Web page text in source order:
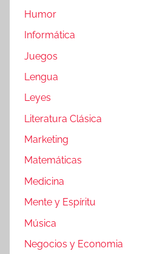
Humor
Informática
Juegos
Lengua
Leyes
Literatura Clásica
Marketing
Matemáticas
Medicina
Mente y Espíritu
Música
Negocios y Economia